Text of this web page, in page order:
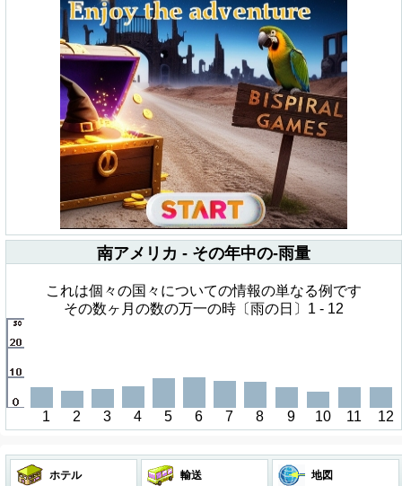
南アメリカ - その年中の-雨量
これは個々の国々についての情報の単なる例です
その数ヶ月の数の万一の時〔雨の日〕1 - 12
1 2 3 4 5 6 7 8 9 10 11 12
ホテル 輸送 地図